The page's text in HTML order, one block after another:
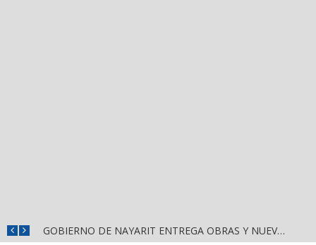
GOBIERNO DE NAYARIT ENTREGA OBRAS Y NUEVO DOMO EN ESCUELA DE SAN BLAS